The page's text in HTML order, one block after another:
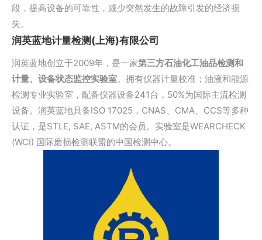
段，提高设备的可靠性，减少突然发生的故障引发的经济损
失。
润英蓝地计量检测(上海)有限公司
润英蓝地创立于2009年，是一家第三方石油化工油品检测和
计量、设备状态监控实验室。拥有仪器计量校准；油液和能源
检测专业实验室，配备仪器设备241台，50%为国际主流检测
设备。润英蓝地具备ISO 17025，CNAS、CMA、CCS等多种
认证，是STLE, SAE, ASTM的会员。实验室是WEARCHECK
(WCI) 国际磨损检测联盟的中国检测中心。